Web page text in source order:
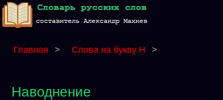
Главная > Слова на букву Н >
Наводнение